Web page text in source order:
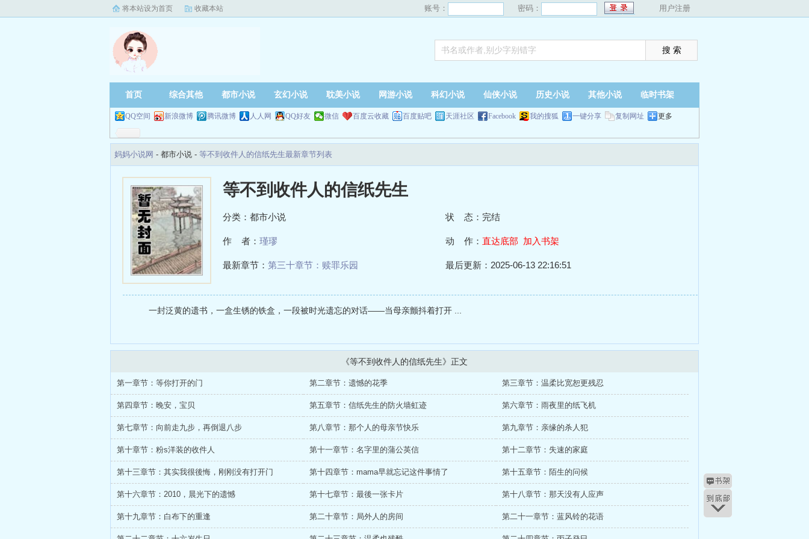
将本站设为首页 收藏本站 账号： 密码： 用户注册
首页 综合其他 都市小说 玄幻小说 耽美小说 网游小说 科幻小说 仙侠小说 历史小说 其他小说 临时书架
QQ空间 新浪微博 腾讯微博 人人网 QQ好友 微信 百度云收藏 百度贴吧 天涯社区 Facebook 我的搜狐 一键分享 复制网址 更多
妈妈小说网 - 都市小说 - 等不到收件人的信纸先生最新章节列表
等不到收件人的信纸先生
分类：都市小说 状 态：完结
作 者： 瑾璆 动 作： 直达底部 加入书架
最新章节： 第三十章节：赎罪乐园 最后更新：2025-06-13 22:16:51
一封泛黄的遗书，一盒生锈的铁盒，一段被时光遗忘的对话——当母亲颤抖着打开 ...
《等不到收件人的信纸先生》正文
第一章节：等你打开的门 第二章节：遗憾的花季 第三章节：温柔比宽恕更残忍
第四章节：晚安，宝贝 第五章节：信纸先生的防火墙虹迹 第六章节：雨夜里的纸飞机
第七章节：向前走九步，再倒退八步 第八章节：那个人的母亲节快乐 第九章节：亲缘的杀人犯
第十章节：粉s洋装的收件人 第十一章节：名字里的蒲公英信 第十二章节：失速的家庭
第十三章节：其实我很後悔，刚刚没有打开门 第十四章节：mama早就忘记这件事情了 第十五章节：陌生的问候
第十六章节：2010，晨光下的遗憾 第十七章节：最後一张卡片 第十八章节：那天没有人应声
第十九章节：白布下的重逢 第二十章节：局外人的房间 第二十一章节：蓝风铃的花语